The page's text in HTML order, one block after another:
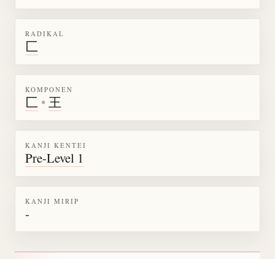
RADIKAL
匚
KOMPONEN
匚 •王
KANJI KENTEI
Pre-Level 1
KANJI MIRIP
-